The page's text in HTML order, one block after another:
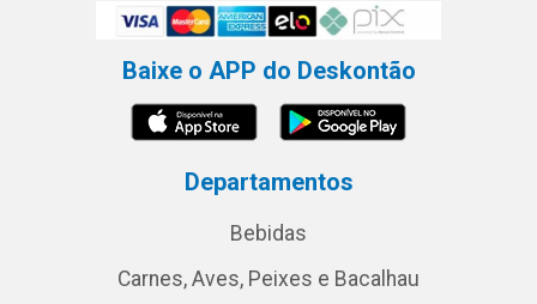
Baixe o APP do Deskontão
Departamentos
Bebidas
Carnes, Aves, Peixes e Bacalhau